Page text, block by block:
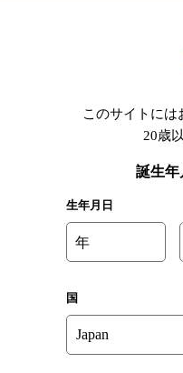
埼玉県のバー検索
このサイトには
20歳
誕生年
生年月日
年
国